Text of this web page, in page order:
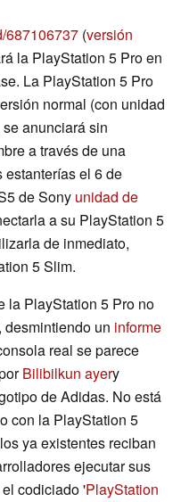
687106737 (versión
la PlayStation 5 Pro en
La PlayStation 5 Pro
normal (con unidad
anunciará sin
a través de una
el 6 de
de Sony unidad de
a su PlayStation 5
de inmediato,
5 Slim.
la PlayStation 5 Pro no
un informe
real se parece
Bilibilkun ayery
de Adidas. No está
con la PlayStation 5
ya existentes reciban
ejecutar sus
codiciado 'PlayStation